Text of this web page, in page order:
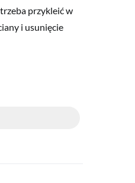
przykleić w
i usunięcie